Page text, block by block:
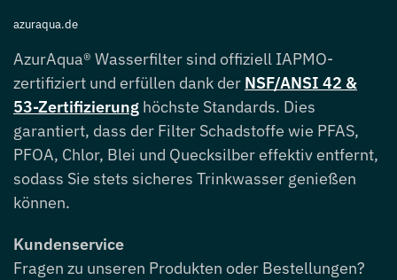
azuraqua.de
AzurAqua® Wasserfilter sind offiziell IAPMO-
zertifiziert und erfüllen dank der NSF/ANSI 42 &
53-Zertifizierung höchste Standards. Dies
garantiert, dass der Filter Schadstoffe wie PFAS,
PFOA, Chlor, Blei und Quecksilber effektiv entfernt,
sodass Sie stets sicheres Trinkwasser genießen
können.
Kundenservice
Fragen zu unseren Produkten oder Bestellungen?